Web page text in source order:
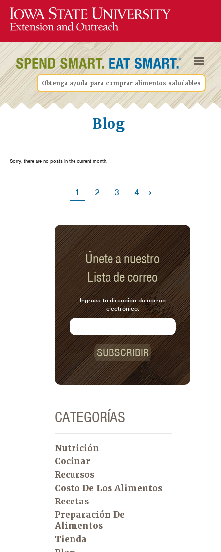
Obtenga ayuda para comprar alimentos saludables
Blog
Sorry, there are no posts in the current month.
1 2 3 4 ›
Únete a nuestro
Lista de correo
Ingresa tu dirección de correo
electrónico:
SUBSCRIBIR
CATEGORÍAS
Nutrición
Cocinar
Recursos
Costo De Los Alimentos
Recetas
Preparación De
Alimentos
Tienda